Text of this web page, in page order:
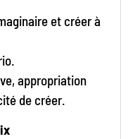
et créer à
appropriation
de créer.